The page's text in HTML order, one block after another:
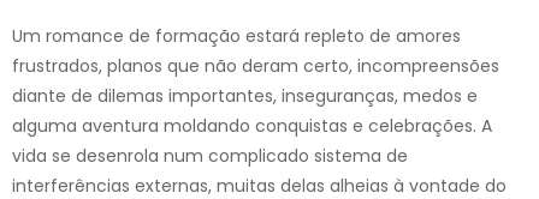
Um romance de formação estará repleto de amores
frustrados, planos que não deram certo, incompreensões
diante de dilemas importantes, inseguranças, medos e
alguma aventura moldando conquistas e celebrações. A
vida se desenrola num complicado sistema de
interferências externas, muitas delas alheias à vontade do